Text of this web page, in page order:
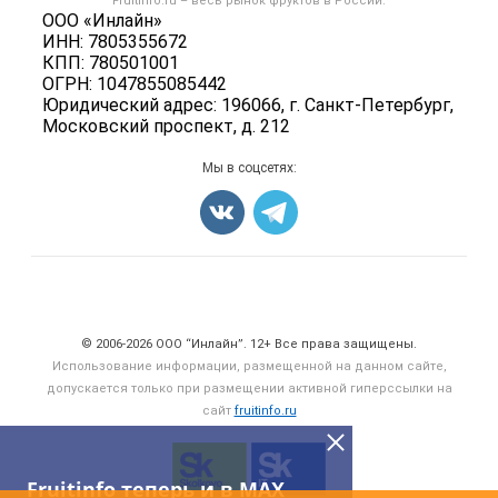
Fruitinfo теперь и в MAX
ООО «Инлайн»
ИНН: 7805355672
КПП: 780501001
ОГРН: 1047855085442
Юридический адрес: 196066, г. Санкт-Петербург,
Московский проспект, д. 212
Политика обработки персональных данных
Фрукты
Грибы
Оборудование
Карта объявлений
Мы в соцсетях:
© 2006‑2026 ООО “Инлайн”. 12+ Все права защищены.
Использование информации, размещенной на данном сайте,
допускается только при размещении активной гиперссылки на
сайт fruitinfo.ru